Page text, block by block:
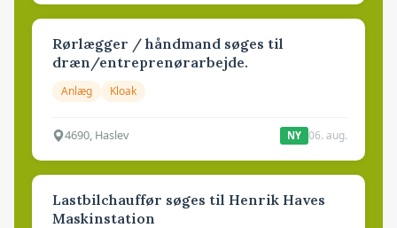
Rørlægger / håndmand søges til
dræn/entreprenørarbejde.
Anlæg Kloak
4690, Haslev NY 06. aug.
Lastbilchauffør søges til Henrik Haves
Maskinstation